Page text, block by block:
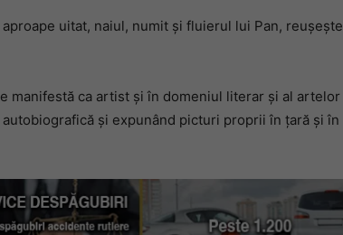
uitat, naiul, numit și fluierul lui Pan, reușește
manifestă ca artist și în domeniul literar și al artelor
și expunând picturi proprii în țară și în